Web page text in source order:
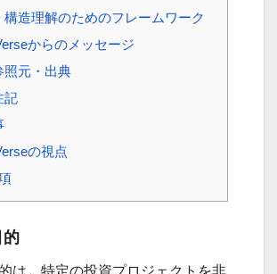
構造理解のためのフレームワーク
からのメッセージ
照元・出典
記
の視点
は、特定の投資プロジェクトを非